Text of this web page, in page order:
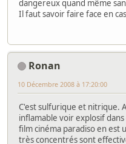
dangereux quand même
Il faut savoir faire face en
Ronan
10 Décembre 2008 à 17:20:00
C'est sulfurique et nitrique.
inflamable voir explosif
film cinéma paradiso en est
très concentrés sont